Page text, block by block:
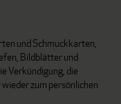
und Schmuckkarten,
Bildblätter und
Verkündigung, die
zum persönlichen